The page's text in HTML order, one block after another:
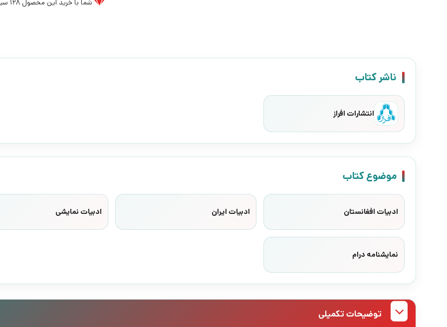
شما با خرید این محصول 128
ناشر کتاب
انتشارات افراز
موضوع کتاب
ادبیات افغانستان ادبیات ایران ادبیات نمایشی
نمایشنامه درام
توضیحات تکمیلی